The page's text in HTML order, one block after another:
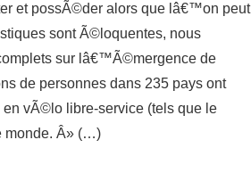
et possÃ©der alors que lâ€™on peut
sont Ã©loquentes, nous
sur lâ€™Ã©mergence de
de personnes dans 235 pays ont
vÃ©lo libre-service (tels que le
monde. Â» (…)